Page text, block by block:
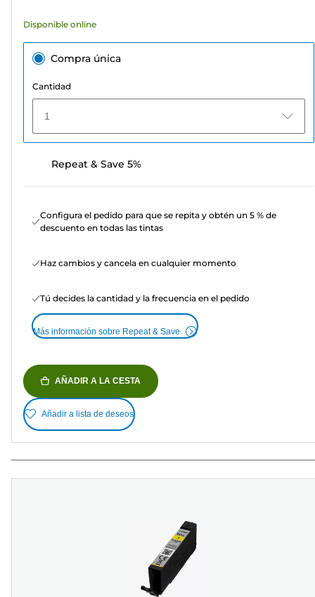
Disponible online
Compra única
Cantidad
1
Repeat & Save 5%
Configura el pedido para que se repita y obtén un 5 % de
descuento en todas las tintas
Haz cambios y cancela en cualquier momento
Tú decides la cantidad y la frecuencia en el pedido
Más información sobre Repeat & Save
AÑADIR A LA CESTA
Añadir a lista de deseos